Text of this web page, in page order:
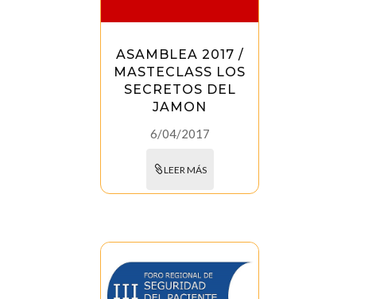
ASAMBLEA 2017 /
MASTECLASS LOS
SECRETOS DEL
JAMON
6/04/2017
LEER MÁS